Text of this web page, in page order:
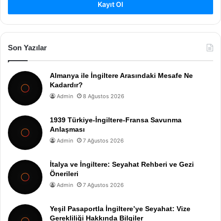
Kayıt Ol
Son Yazılar
Almanya ile İngiltere Arasındaki Mesafe Ne
Kadardır?
Admin 8 Ağustos 2026
1939 Türkiye-İngiltere-Fransa Savunma
Anlaşması
Admin 7 Ağustos 2026
İtalya ve İngiltere: Seyahat Rehberi ve Gezi
Önerileri
Admin 7 Ağustos 2026
Yeşil Pasaportla İngiltere’ye Seyahat: Vize
Gerekliliği Hakkında Bilgiler